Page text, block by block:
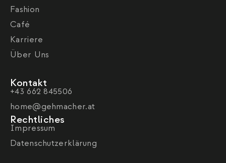
Fashion
Café
Karriere
Über Uns
Kontakt
+43 662 845506
home@gehmacher.at
Rechtliches
Impressum
Datenschutzerklärung